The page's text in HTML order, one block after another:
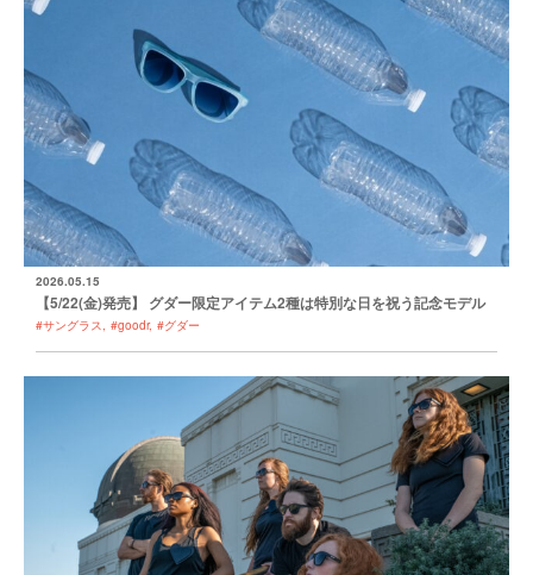
2026.05.15
【5/22(金)発売】 グダー限定アイテム2種は特別な日を祝う記念モデル
#サングラス #goodr #グダー